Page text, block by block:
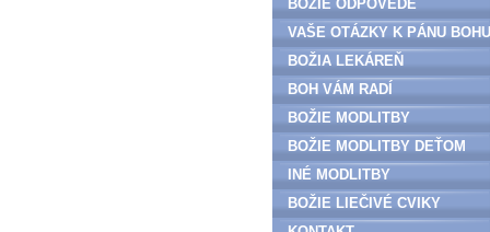
BOŽIE ODPOVEDE
VAŠE OTÁZKY K PÁNU BOHU
BOŽIA LEKÁREŇ
BOH VÁM RADÍ
BOŽIE MODLITBY
BOŽIE MODLITBY DEŤOM
INÉ MODLITBY
BOŽIE LIEČIVÉ CVIKY